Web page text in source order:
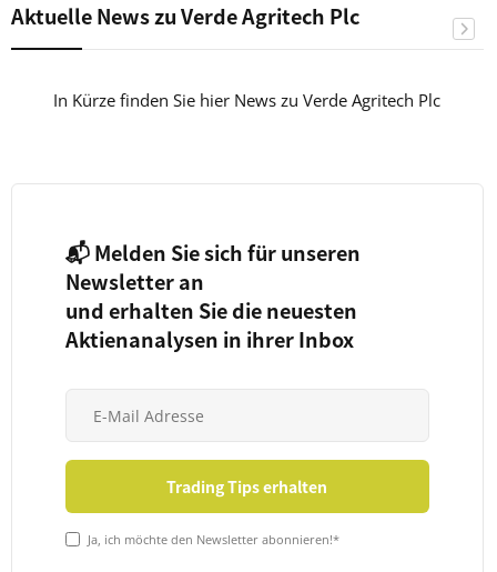
Aktuelle News zu Verde Agritech Plc
In Kürze finden Sie hier News zu Verde Agritech Plc
📬 Melden Sie sich für unseren
Newsletter an
und erhalten Sie die neuesten
Aktienanalysen in ihrer Inbox
Ja, ich möchte den Newsletter abonnieren!*